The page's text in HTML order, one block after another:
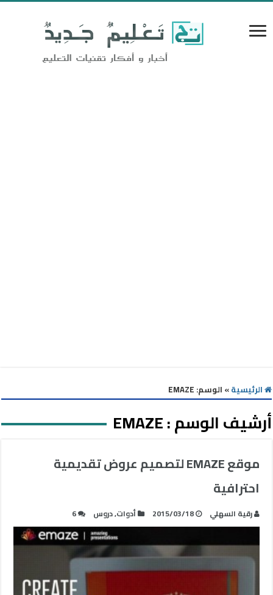
الرئيسية» الوسم: EMAZE
أرشيف الوسم :EMAZE
موقع EMAZE لتصميم عروض تقديمية
احترافية
رقية السهلي 2015/03/18 أدوات,دروس 6